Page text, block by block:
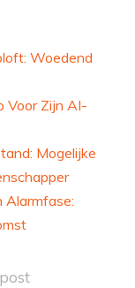
Woedend
Voor Zijn AI-
Mogelijke
Alarmfase: